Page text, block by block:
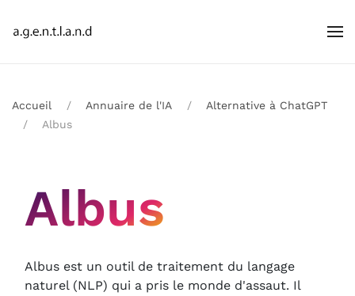
Accueil Annuaire de l'IA
Alternative à ChatGPT
Albus
Albus
Albus est un outil de traitement du langage
naturel (NLP) qui a pris le monde d'assaut. Il